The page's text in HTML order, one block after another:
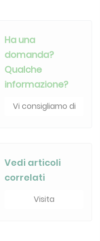
Ha una
domanda?
Qualche
informazione?
Vi consigliamo di
Vedi articoli
correlati
Visita